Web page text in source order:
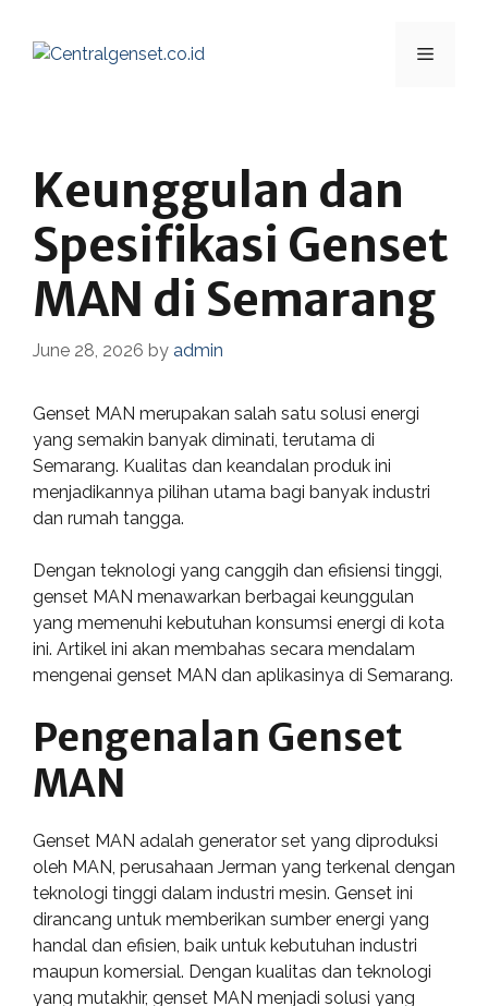
content
Menu
Keunggulan dan
Spesifikasi Genset
MAN di Semarang
June 28, 2026 by admin
Genset MAN merupakan salah satu solusi energi
yang semakin banyak diminati, terutama di
Semarang. Kualitas dan keandalan produk ini
menjadikannya pilihan utama bagi banyak industri
dan rumah tangga.
Dengan teknologi yang canggih dan efisiensi tinggi,
genset MAN menawarkan berbagai keunggulan
yang memenuhi kebutuhan konsumsi energi di kota
ini. Artikel ini akan membahas secara mendalam
mengenai genset MAN dan aplikasinya di Semarang.
Pengenalan Genset
MAN
Genset MAN adalah generator set yang diproduksi
oleh MAN, perusahaan Jerman yang terkenal dengan
teknologi tinggi dalam industri mesin. Genset ini
dirancang untuk memberikan sumber energi yang
handal dan efisien, baik untuk kebutuhan industri
maupun komersial. Dengan kualitas dan teknologi
yang mutakhir, genset MAN menjadi solusi yang